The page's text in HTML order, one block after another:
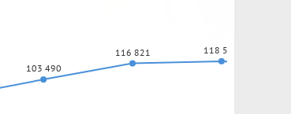
103 490
116 821 118 548